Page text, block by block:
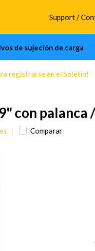
Support /
de sujeción de carga
registrarse en el boletín!
con
Comparar